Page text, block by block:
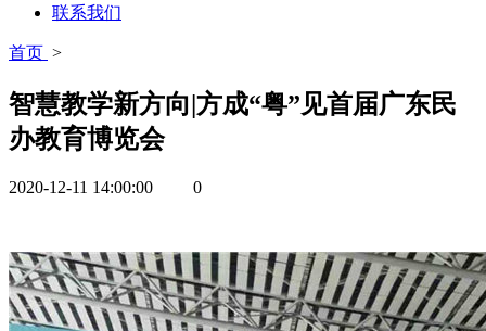
联系我们
首页 >
智慧教学新方向|方成“粤”见首届广东民
办教育博览会
2020-12-11 14:00:00 0